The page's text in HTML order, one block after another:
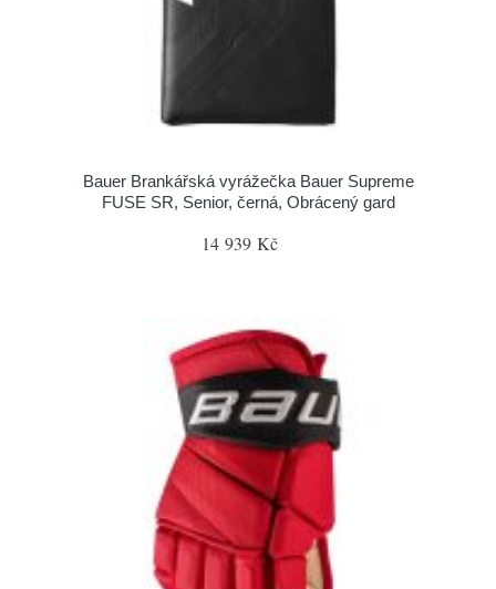
Bauer Brankářská vyrážečka Bauer Supreme
FUSE SR, Senior, černá, Obrácený gard
14 939 Kč